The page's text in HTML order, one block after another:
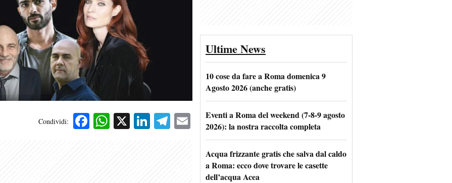
Condividi: Facebook
WhatsApp
X LinkedIn
Telegram
Email
Ultime News
10 cose da fare a Roma domenica 9
Agosto 2026 (anche gratis)
Eventi a Roma del weekend (7-8-9 agosto
2026): la nostra raccolta completa
Acqua frizzante gratis che salva dal caldo
a Roma: ecco dove trovare le casette
dell’acqua Acea